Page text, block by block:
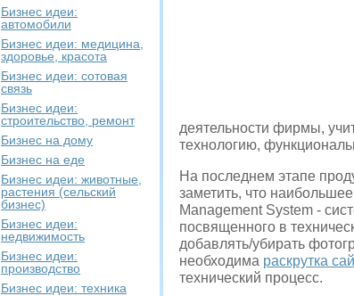
Бизнес идеи:
автомобили
Бизнес идеи: медицина,
здоровье, красота
Бизнес идеи: сотовая
связь
Бизнес идеи:
строительство, ремонт
Бизнес на дому
Бизнес на еде
Бизнес идеи: животные,
растения (сельский
бизнес)
Бизнес идеи:
недвижимость
Бизнес идеи:
производство
Бизнес идеи: техника
деятельности фирмы,
технологию,
На последнем этапе
заметить, что
Management System -
посвященного в
добавлять/убирать
необходима раскрутка
технический процесс.